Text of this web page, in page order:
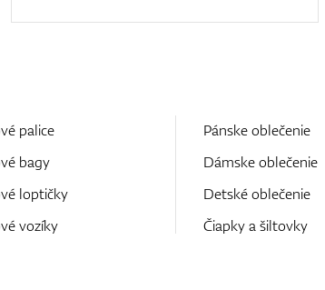
palice
bagy
loptičky
vozíky
Pánske oblečenie
Dámske oblečenie
Detské oblečenie
Čiapky a šiltovky